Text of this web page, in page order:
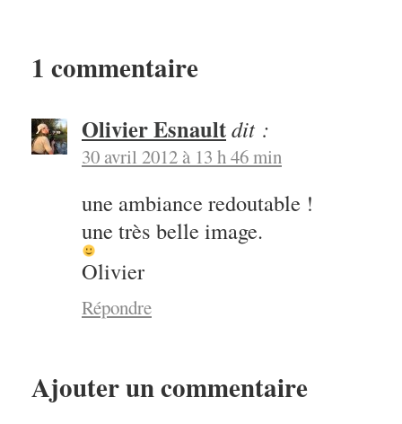
1 commentaire
Olivier Esnaultdit :
30 avril 2012 à 13 h 46 min
une ambiance redoutable !
une très belle image.
Olivier
Répondre
Ajouter un commentaire